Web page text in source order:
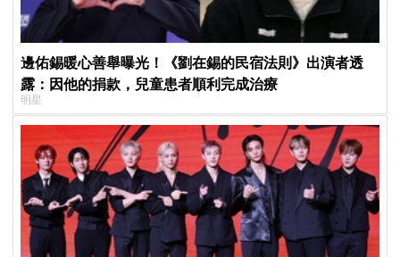
邊佑錫暖心善舉曝光！《劉在錫的民宿法則》出演者透
露：因他的捐款，兒童患者順利完成治療
明星